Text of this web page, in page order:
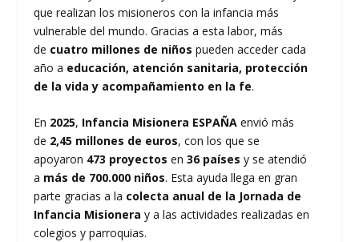
que realizan los misioneros con la infancia más
vulnerable del mundo. Gracias a esta labor, más
de cuatro millones de niños pueden acceder cada
año a educación, atención sanitaria, protección
de la vida y acompañamiento en la fe.
En 2025, Infancia Misionera ESPAÑAenvió más
de 2,45 millones de euros, con los que se
apoyaron 473 proyectos en36 países y se atendió
a más de 700.000 niños. Esta ayuda llega en gran
parte gracias a la colecta anual de la Jornada de
Infancia Misionera y a las actividades realizadas en
colegios y parroquias.